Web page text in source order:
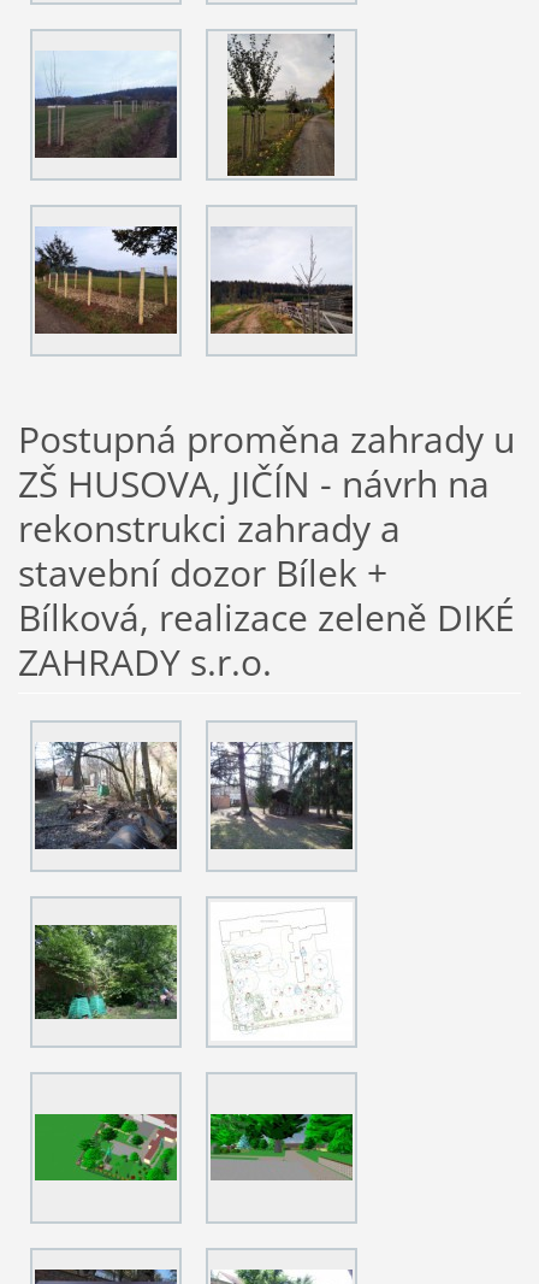
Postupná proměna zahrady u
ZŠ HUSOVA, JIČÍN - návrh na
rekonstrukci zahrady a
stavební dozor Bílek +
Bílková, realizace zeleně DIKÉ
ZAHRADY s.r.o.